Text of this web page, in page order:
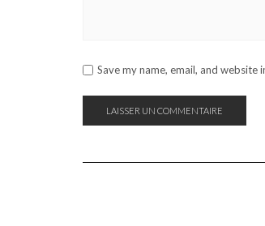
Save my name, email, and